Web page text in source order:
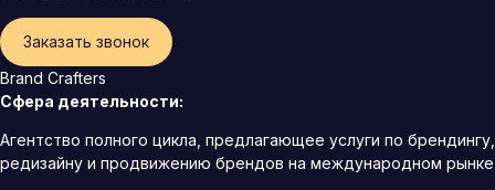
Заказать звонок
Brand Crafters
Сфера деятельности:
Агентство полного цикла, предлагающее услуги по брендингу,
редизайну и продвижению брендов на международном рынке